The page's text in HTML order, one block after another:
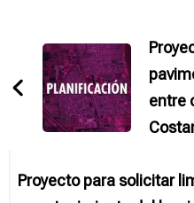
entradas
entre
Proyecto para solicitar